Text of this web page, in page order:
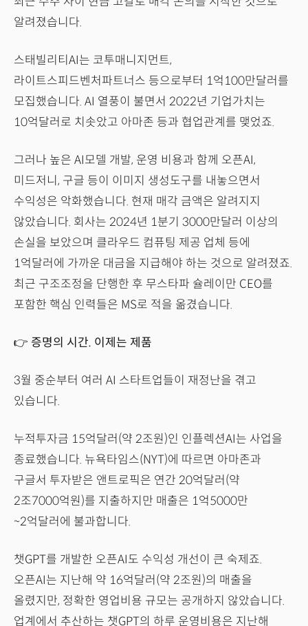
알려졌습니다.
스태빌리티AI는 코투매니지먼트,
라이트스피드벤처파트너스 등으로부터 1억100만달러를
모집했습니다. AI 열풍이 불면서 2022년 기업가치는
10억달러로 치솟았고 아마존 등과 협업관계를 맺었죠.
그러나 높은 AI모델 개발, 운영 비용과 함께 오픈AI,
미드저니, 구글 등이 이미지 생성도구를 내놓으면서
수익성은 악화했습니다. 현재 매각 금액은 알려지지
않았습니다. 회사는 2024년 1분기 3000만달러 이상의
손실을 보았으며 클라우드 컴퓨팅 제공 업체 등에
1억달러에 가까운 대금을 지급해야 하는 것으로 알려졌죠.
최근 구조조정을 단행한 후 무스타파 슐레이만 CEO를
포함한 핵심 인력들은 MS로 적을 옮겼습니다.
👉 증명의 시간. 이제는 제품
3월 중순부터 여러 AI 스타트업들이 재정난을 겪고
있습니다.
누적투자금 15억달러(약 2조원)인 인플렉션AI는 사업을
종료했습니다. 뉴욕타임스(NYT)에 따르면 아마존과
구글서 투자받은 앤트로픽은 연간 20억달러(약
2조7000억원)를 지출하지만 매출은 1억5000만
~2억달러에 불과합니다.
챗GPT를 개발한 오픈AI도 수익성 개선이 큰 숙제죠.
오픈AI는 지난해 약 16억달러(약 2조원)의 매출을
올렸지만, 정확한 영업비용 규모는 공개하지 않았습니다.
업계에서 추산하는 챗GPT의 하루 운영비용은 지난해